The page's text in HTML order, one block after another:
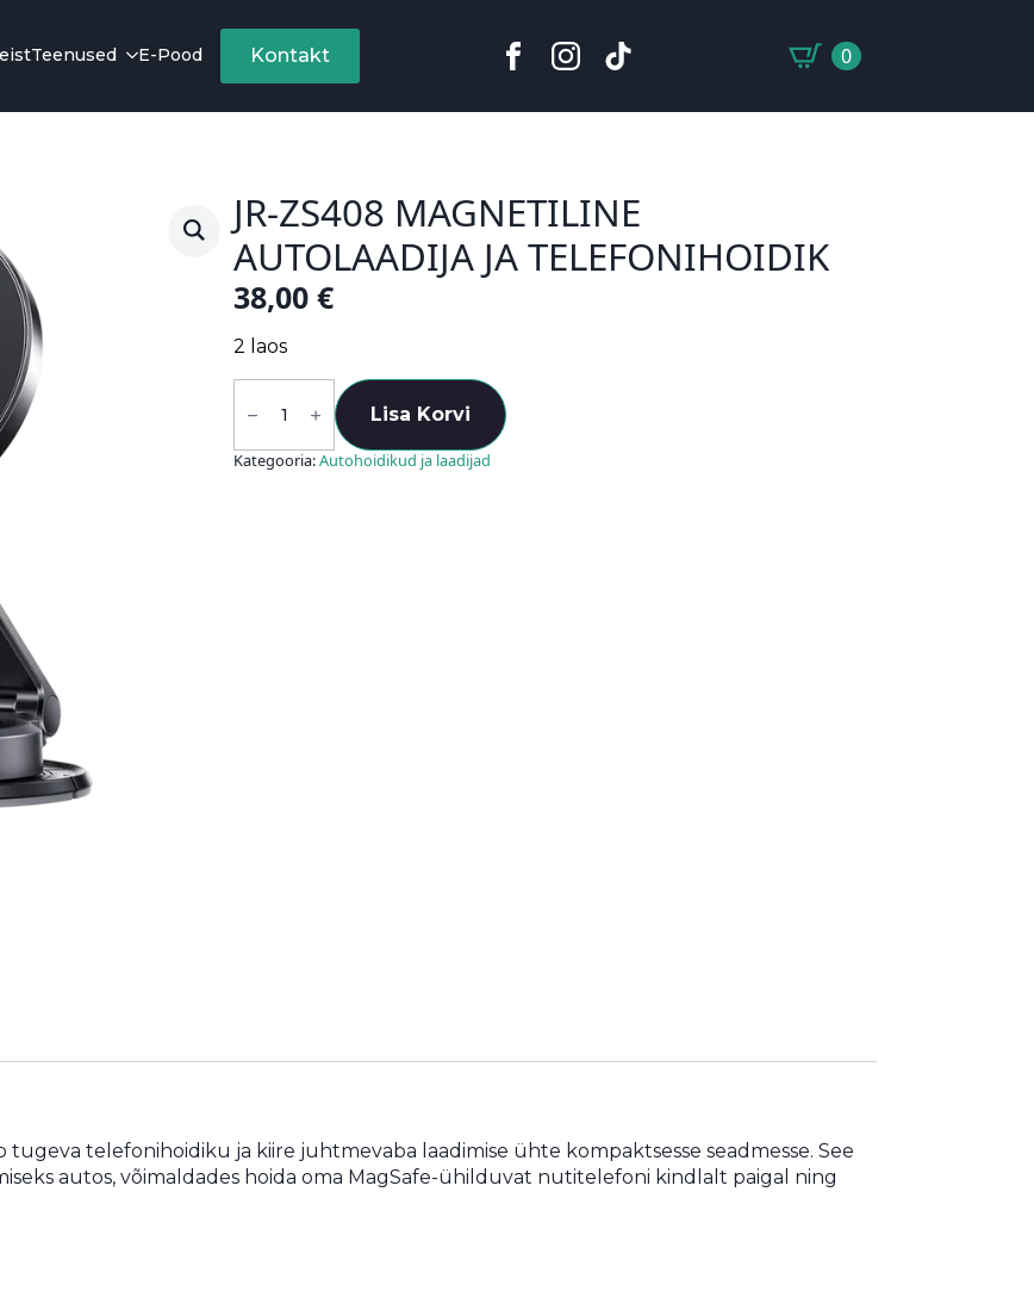
Teenused E-Pood Kontakt 0
JR-ZS408 MAGNETILINE
AUTOLAADIJA JA TELEFONIHOIDIK
38,00 €
2 laos
JR-
ZS408
magnetiline
autolaadija
ja
Lisa Korvi
Kategooria:Autohoidikud ja laadijad
telefonihoidiku ja kiire juhtmevaba laadimise ühte kompaktsesse seadmesse. See
autos, võimaldades hoida oma MagSafe-ühilduvat nutitelefoni kindlalt paigal ning